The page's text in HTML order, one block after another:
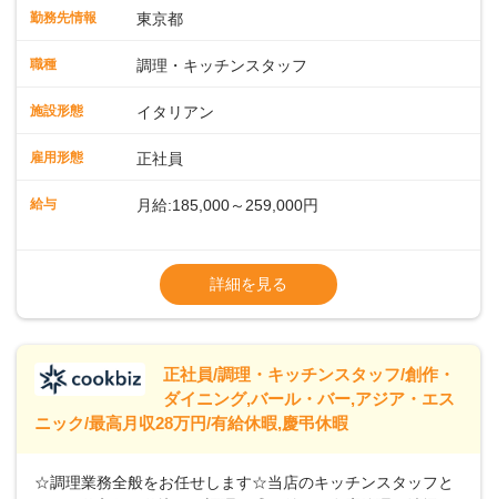
フの指導 など★フレンチ・和・洋・中・イタリアンなど、
れ・管理から、厨房での調理やメニューの盛り付け、さらに
す。フレンチのコース料理から和・洋・中・イタリアンま
品発注、食数管理も担当していただきます。各時間帯スタッ
や育成業務もあるため、スキルアップを目指せます。お産前
勤務先情報 東京都
職種 調理・キッチンスタッフ
施設形態 イタリアン
雇用形態 正社員
給与 月給:185,000～259,000円
※試用期間3か月間（期間中、給与待遇変更
なし）
※経験年数を考慮の上、決定します。＜年収
例＞300万円~420万円 （賞与年3回を含む）
＞＞＞パートスタッフも同時募集中！時給
詳細を見る
正社員/調理・キッチンスタッフ/創作・
ダイニング,バール・バー,アジア・エス
ニック/最高月収28万円/有給休暇,慶弔休暇
☆調理業務全般をお任せします☆当店のキッチンスタッフと